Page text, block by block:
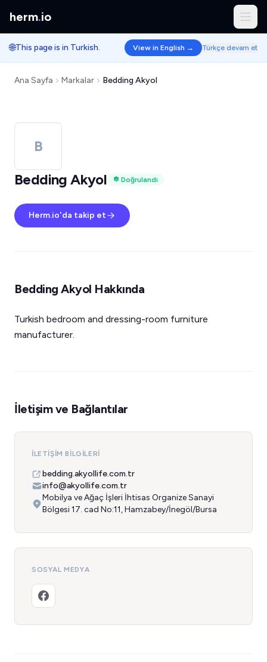
herm.io
🌐This page is in Turkish. View in English → Türkçe devam et
Ana Sayfa Markalar Bedding Akyol
B
Bedding Akyol
Doğrulandı
Herm.io'da takip et
Bedding Akyol Hakkında
Turkish bedroom and dressing-room furniture
manufacturer.
İletişim ve Bağlantılar
İLETIŞIM BILGILERI
bedding.akyollife.com.tr
info@akyollife.com.tr
Mobilya ve Ağaç İşleri İhtisas Organize Sanayi
Bölgesi 17. cad No:11, Hamzabey/İnegöl/Bursa
SOSYAL MEDYA